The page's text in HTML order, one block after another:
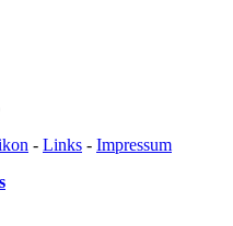
- Links - Impressum